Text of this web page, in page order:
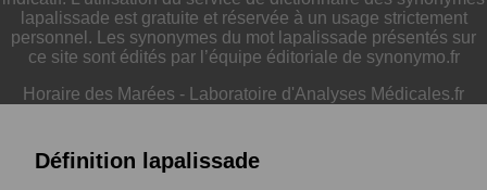
lapalissade est gratuite et réservée à un usage strictement
personnel. Les synonymes du mot lapalissade présentés sur
ce site sont édités par l’équipe éditoriale de synonymo.fr
Horaire des Marées - Laboratoire d'Analyses Médicales.fr
Définition lapalissade